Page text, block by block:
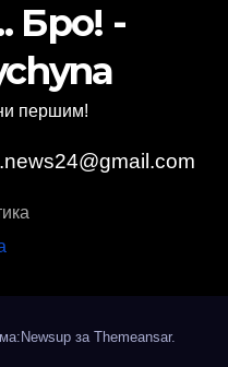
Бро! -
першим!
за Themeansar.